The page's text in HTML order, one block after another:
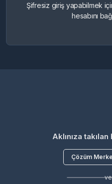
Şifresiz giriş yapabilmek
hesabını
Aklınıza
Çözüm